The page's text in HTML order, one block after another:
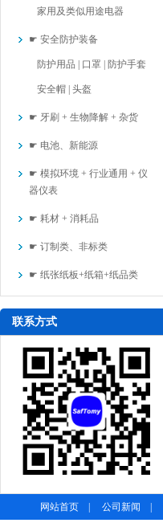
家用及类似用途电器
☛ 安全防护装备
防护用品 | 口罩 | 防护手套
安全帽 | 头盔
☛ 牙刷 + 生物降解 + 杂货
☛ 电池、新能源
☛ 模拟环境 + 行业通用 + 仪
器仪表
☛ 耗材 + 消耗品
☛ 订制类、非标类
☛ 纸张纸板+纸箱+纸品类
联系方式
网站首页 公司新闻